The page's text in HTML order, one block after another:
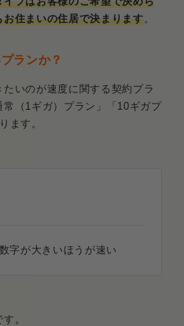
住まいの住居で決まります。
ランか？
いのが速度に関する契約プラ
（1ギガ）プラン」「10ギガプ
ます。
字が大きいほうが速い
。